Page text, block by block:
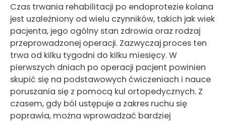
Czas trwania rehabilitacji po endoprotezie kolana
jest uzależniony od wielu czynników, takich jak wiek
pacjenta, jego ogólny stan zdrowia oraz rodzaj
przeprowadzonej operacji. Zazwyczaj proces ten
trwa od kilku tygodni do kilku miesięcy. W
pierwszych dniach po operacji pacjent powinien
skupić się na podstawowych ćwiczeniach i nauce
poruszania się z pomocą kul ortopedycznych. Z
czasem, gdy ból ustępuje a zakres ruchu się
poprawia, można wprowadzać bardziej